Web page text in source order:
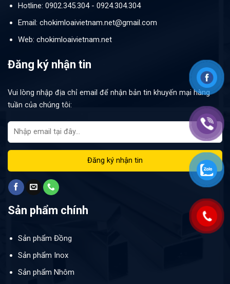
Hotline: 0902.345.304 - 0924.304.304
Email: chokimloaivietnam.net@gmail.com
Web: chokimloaivietnam.net
Đăng ký nhận tin
Vui lòng nhập địa chỉ email để nhận bản tin khuyến mại hàng
tuần của chúng tôi:
Sản phẩm chính
Sản phẩm Đồng
Sản phẩm Inox
Sản phẩm Nhôm